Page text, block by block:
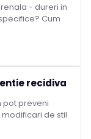
- dureri in
Cum
recidiva
pot preveni
de stil